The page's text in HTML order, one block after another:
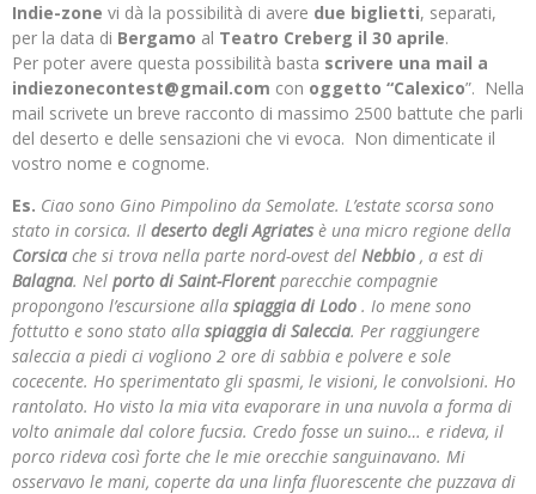
Indie-zone vi dà la possibilità di avere due biglietti, separati,
per la data di Bergamo al Teatro Creberg il 30 aprile.
Per poter avere questa possibilità basta scrivere una mail a
indiezonecontest@gmail.com con oggetto “Calexico”. Nella
mail scrivete un breve racconto di massimo 2500 battute che parli
del deserto e delle sensazioni che vi evoca. Non dimenticate il
vostro nome e cognome.
Es. Ciao sono Gino Pimpolino da Semolate. L’estate scorsa sono
stato in corsica. Il deserto degli Agriatesè una micro regione della
Corsica che si trova nella parte nord-ovest del Nebbio , a est di
Balagna. Nel porto di Saint-Florentparecchie compagnie
propongono l’escursione alla spiaggia di Lodo . Io mene sono
fottutto e sono stato alla spiaggia di Saleccia. Per raggiungere
saleccia a piedi ci vogliono 2 ore di sabbia e polvere e sole
cocecente. Ho sperimentato gli spasmi, le visioni, le convolsioni. Ho
rantolato. Ho visto la mia vita evaporare in una nuvola a forma di
volto animale dal colore fucsia. Credo fosse un suino… e rideva, il
porco rideva così forte che le mie orecchie sanguinavano. Mi
osservavo le mani, coperte da una linfa fluorescente che puzzava di